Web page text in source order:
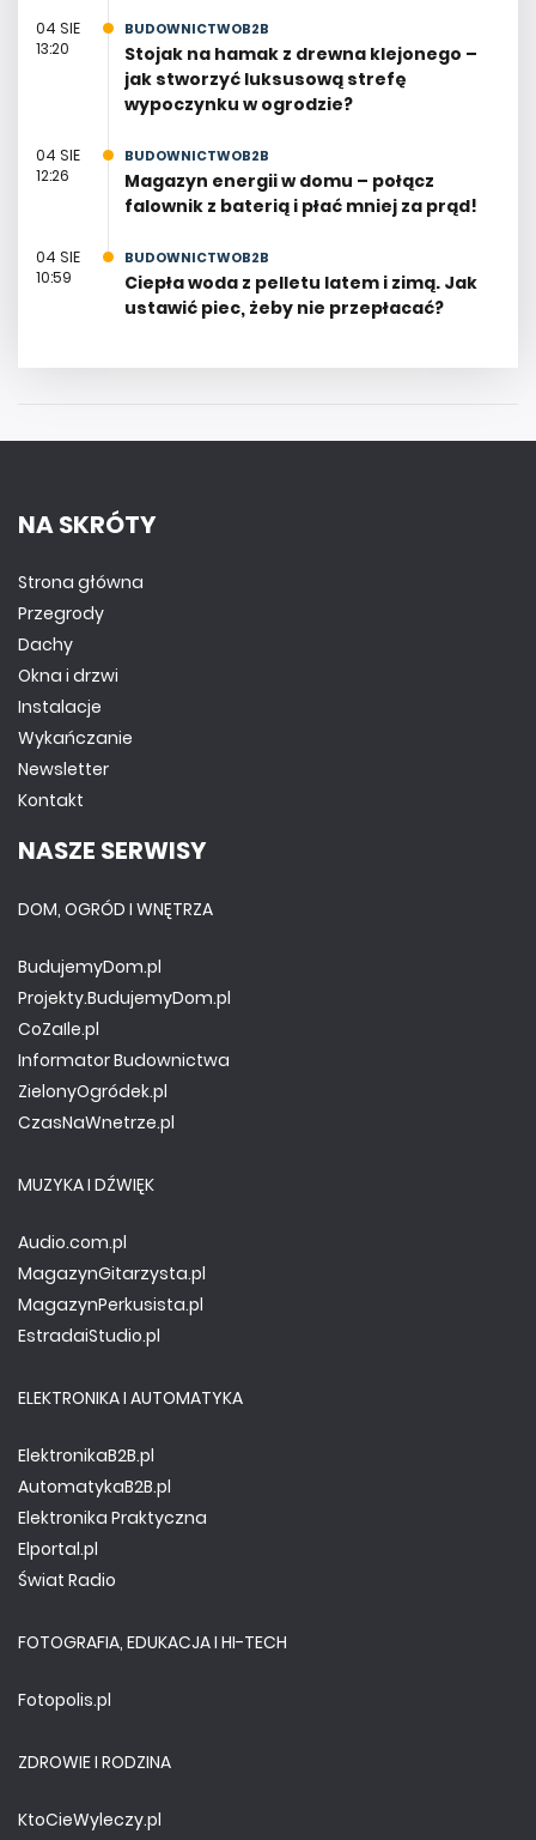
04 SIE
13:20
BUDOWNICTWOB2B
Stojak na hamak z drewna klejonego –
jak stworzyć luksusową strefę
wypoczynku w ogrodzie?
04 SIE
12:26
BUDOWNICTWOB2B
Magazyn energii w domu – połącz
falownik z baterią i płać mniej za prąd!
04 SIE
10:59
BUDOWNICTWOB2B
Ciepła woda z pelletu latem i zimą. Jak
ustawić piec, żeby nie przepłacać?
NA SKRÓTY
Strona główna
Przegrody
Dachy
Okna i drzwi
Instalacje
Wykańczanie
Newsletter
Kontakt
NASZE SERWISY
DOM, OGRÓD I WNĘTRZA
BudujemyDom.pl
Projekty.BudujemyDom.pl
CoZaIle.pl
Informator Budownictwa
ZielonyOgródek.pl
CzasNaWnetrze.pl
MUZYKA I DŹWIĘK
Audio.com.pl
MagazynGitarzysta.pl
MagazynPerkusista.pl
EstradaiStudio.pl
ELEKTRONIKA I AUTOMATYKA
ElektronikaB2B.pl
AutomatykaB2B.pl
Elektronika Praktyczna
Elportal.pl
Świat Radio
FOTOGRAFIA, EDUKACJA I HI-TECH
Fotopolis.pl
ZDROWIE I RODZINA
KtoCieWyleczy.pl